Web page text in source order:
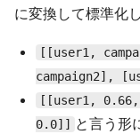
に変換して標準化し
[[user1,
campaign2],
[[user1,
0.0]]
と言う形